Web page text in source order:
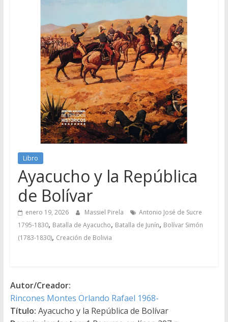
Libro
Ayacucho y la República
de Bolívar
enero 19, 2026 Massiel Pirela
Antonio José de Sucre
1795-1830, Batalla de Ayacucho, Batalla de Junín, Bolívar Simón
(1783-1830), Creación de Bolivia
Autor/Creador:
Rincones Montes Orlando Rafael 1968-
Título: Ayacucho y la República de Bolívar